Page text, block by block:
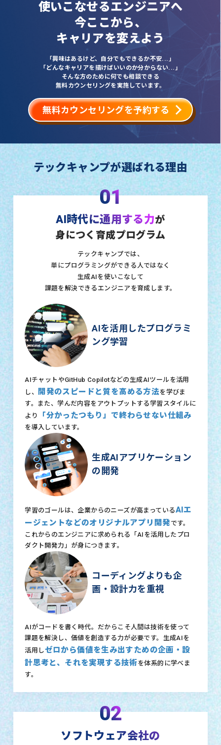
使いこなせるエンジニアへ
今ここから、
キャリアを変えよう
「興味はあるけど、自分でもできるか不安...」
「どんなキャリアを描けばいいのか分からない...」
そんな方のために何でも相談できる
無料カウンセリングを実施しています。
無料カウンセリングを予約する
テックキャンプが選ばれる理由
01
AI時代に通用する力が
身につく育成プログラム
テックキャンプでは、
単にプログラミングができる人ではなく
生成AIを使いこなして
課題を解決できるエンジニアを育成します。
AIを活用したプログラミ
ング学習
AIチャットやGitHub Copilotなどの生成AIツールを活用
し、
開発のスピードと質を高める方法を学びま
す。また、学んだ内容をアウトプットする学習スタイルに
より
「分かったつもり」で終わらせない仕組み
を導入しています。
生成AIアプリケーション
の開発
学習のゴールは、企業からのニーズが高まっているAIエ
ージェントなどのオリジナルアプリ開発です。
これからのエンジニアに求められる「AIを活用したプロ
ダクト開発力」が身につきます。
コーディングよりも企
画・設計力を重視
AIがコードを書く時代。だからこそ人間は技術を使って
課題を解決し、価値を創造する力が必要です。生成AIを
活用しゼロから価値を生み出すための企画・設
計思考と、それを実現する技術を体系的に学べま
す。
02
ソフトウェア会社の